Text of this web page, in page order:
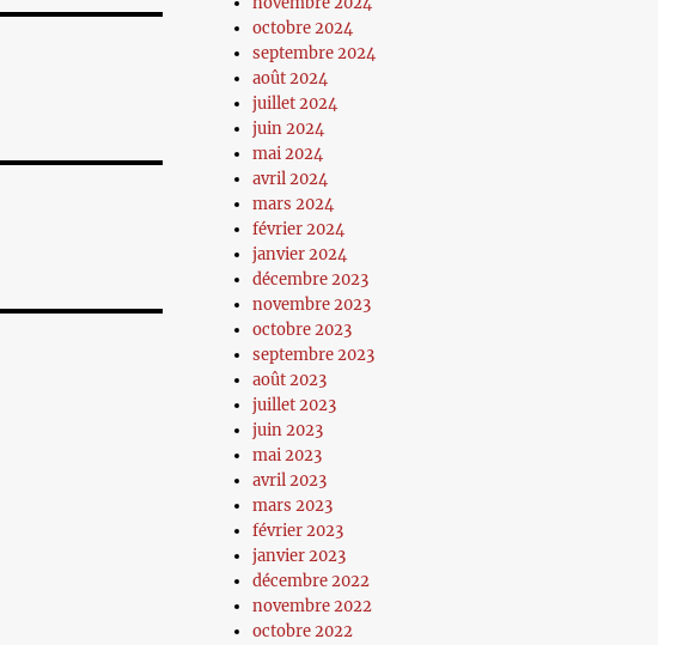
octobre 2024
septembre 2024
août 2024
juillet 2024
juin 2024
mai 2024
avril 2024
mars 2024
février 2024
janvier 2024
décembre 2023
novembre 2023
octobre 2023
septembre 2023
août 2023
juillet 2023
juin 2023
mai 2023
avril 2023
mars 2023
février 2023
janvier 2023
décembre 2022
novembre 2022
octobre 2022